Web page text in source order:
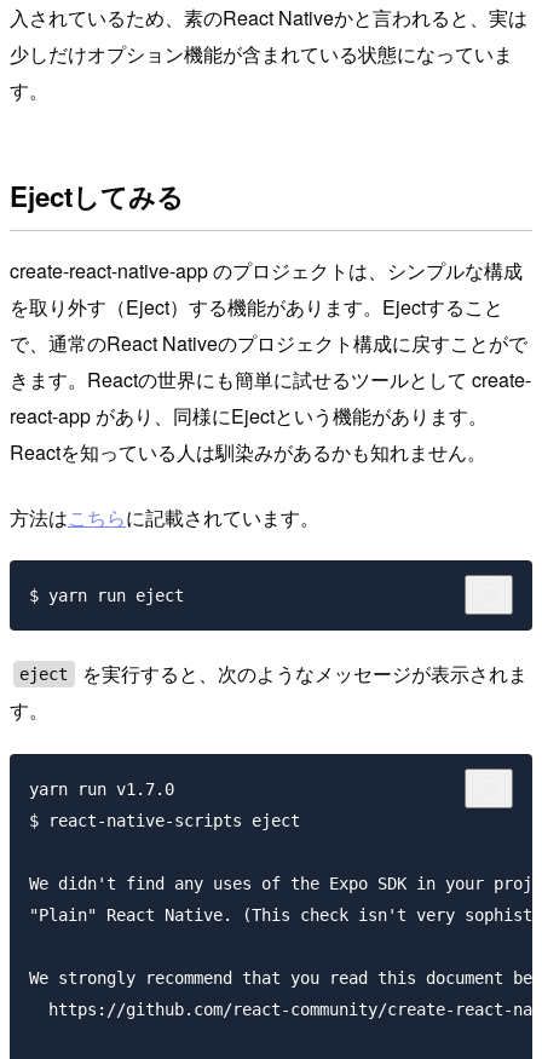
入されているため、素のReact Nativeかと言われると、実は
少しだけオプション機能が含まれている状態になっていま
す。
Ejectしてみる
create-react-native-app のプロジェクトは、シンプルな構成
を取り外す（Eject）する機能があります。Ejectすること
で、通常のReact Nativeのプロジェクト構成に戻すことがで
きます。Reactの世界にも簡単に試せるツールとして create-
react-app があり、同様にEjectという機能があります。
Reactを知っている人は馴染みがあるかも知れません。
方法はこちらに記載されています。
eject
を実行すると、次のようなメッセージが表示されま
す。
yarn run v1.7.0
$ react-native-scripts eject
We didn't find any uses of the Expo SDK in your
"Plain" React Native. (This check isn't very
We strongly recommend that you read this document
https://github.com/react-community/create-react-